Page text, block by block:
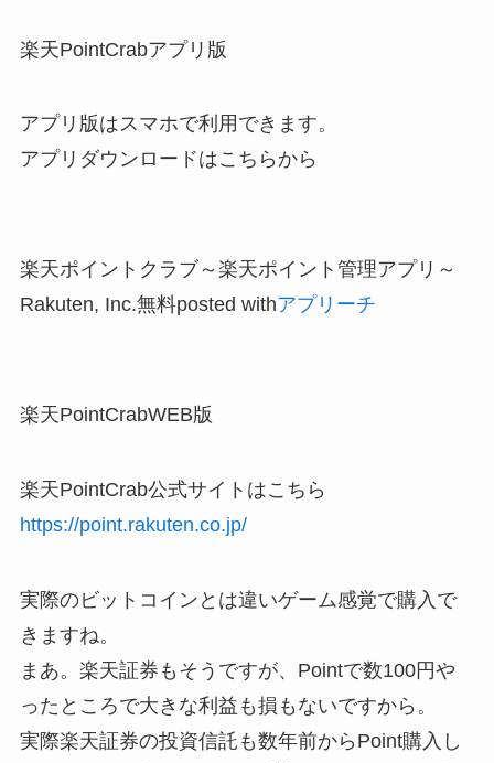
楽天PointCrabアプリ版
アプリ版はスマホで利用できます。
アプリダウンロードはこちらから
楽天ポイントクラブ～楽天ポイント管理アプリ～
Rakuten, Inc.無料posted withアプリーチ
楽天PointCrabWEB版
楽天PointCrab公式サイトはこちら
https://point.rakuten.co.jp/
実際のビットコインとは違いゲーム感覚で購入で
きますね。
まあ。楽天証券もそうですが、Pointで数100円や
ったところで大きな利益も損もないですから。
実際楽天証券の投資信託も数年前からPoint購入し